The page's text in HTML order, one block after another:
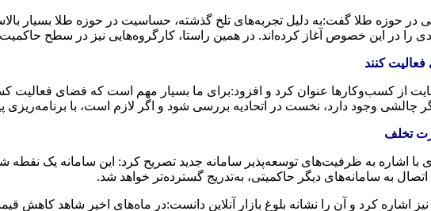
در حوزه طلا گفت:به دلیل تجربه‌های تلخ گذشته، حساسیت در حوزه طلا بسیار
را در این خصوص آغاز کرده‌اند. در همین راستا، کارگروه‌هایی نیز در سطح
کنند
از کسب‌وکارها عنوان کرد و افزود:برای ما بسیار مهم است که فضای فعالیت
چالشی وجود دارد، نخست در اتحادیه بررسی شود و اگر لازم است، با
تخلف
اشاره به ظرفیت‌های توسعه‌پذیر سامانه جدید تصریح کرد: این سامانه یک نقطه
به سامانه‌های دیگر حاکمیتی، به‌تدریج گسترده‌تر خواهد شد.